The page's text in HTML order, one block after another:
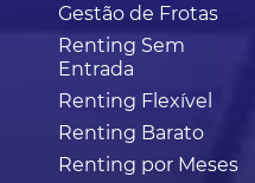
Gestão de Frotas
Renting Sem
Entrada
Renting Flexível
Renting Barato
Renting por Meses